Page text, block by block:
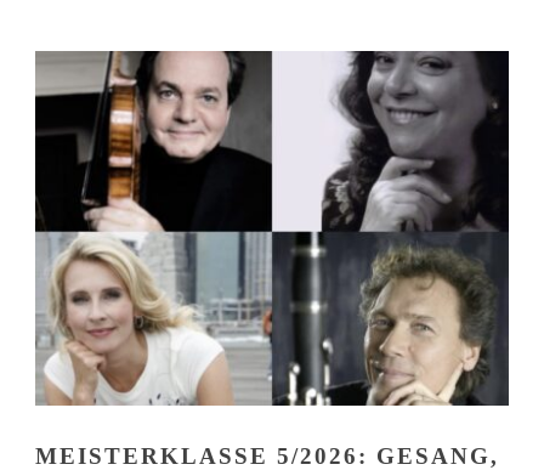
MEISTERKLASSE 5/2026: GESANG,